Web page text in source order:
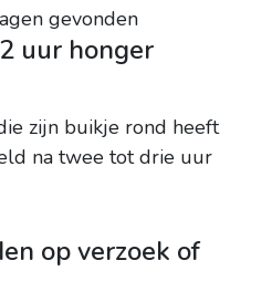
gevonden
uur honger
zijn buikje rond heeft
na twee tot drie uur
op verzoek of